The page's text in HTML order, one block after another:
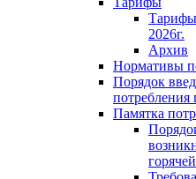
2026г.
Архив
Нормативы
Порядок
потребления
Памятка